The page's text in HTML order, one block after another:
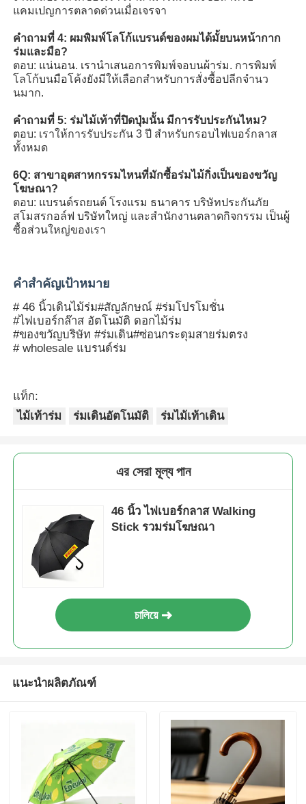
แคมเปญการตลาดด่วนเมื่อเจรจา
คําถามที่ 4: ผมพิมพ์โลโก้แบรนด์ของผมได้มั้ยบนหน้ากาก
ร่มและมือ?
ตอบ: แน่นอน. เรานําเสนอการพิมพ์จอบนผ้าร่ม. การพิมพ์
โลโก้บนมือโค้งยังมีให้เลือกสําหรับการสั่งซื้อปลีกจํานว
นมาก.
คําถามที่ 5: ร่มไม้เท้าที่ปิดปุ่มนั้น มีการรับประกันไหม?
ตอบ: เราให้การรับประกัน 3 ปี สําหรับกรอบไฟเบอร์กลาส
ทั้งหมด
6Q: สาขาอุตสาหกรรมไหนที่มักซื้อร่มไม้กิ่งเป็นของขวัญ
โฆษณา?
ตอบ: แบรนด์รถยนต์ โรงแรม ธนาคาร บริษัทประกันภัย
สโมสรกอล์ฟ บริษัทใหญ่ และสํานักงานตลาดกิจกรรม เป็นผู้
ซื้อส่วนใหญ่ของเรา
คําสําคัญเป้าหมาย
# 46 นิ้วเดินไม้ร่ม#สัญลักษณ์ #ร่มโปรโมชั่น
#ไฟเบอร์กล๊าส อัตโนมัติ ดอกไม้ร่ม
#ของขวัญบริษัท #ร่มเดิน#ซ่อนกระดุมสายร่มตรง
# wholesale แบรนด์ร่ม
แท็ก:
ไม้เท้าร่ม
ร่มเดินอัตโนมัติ ร่มไม้เท้าเดิน
এর সেরা মূল্য পান
46 นิ้ว ไฟเบอร์กลาส Walking
Stick รวมร่มโฆษณา
চালিয়ে
แนะนำผลิตภัณฑ์